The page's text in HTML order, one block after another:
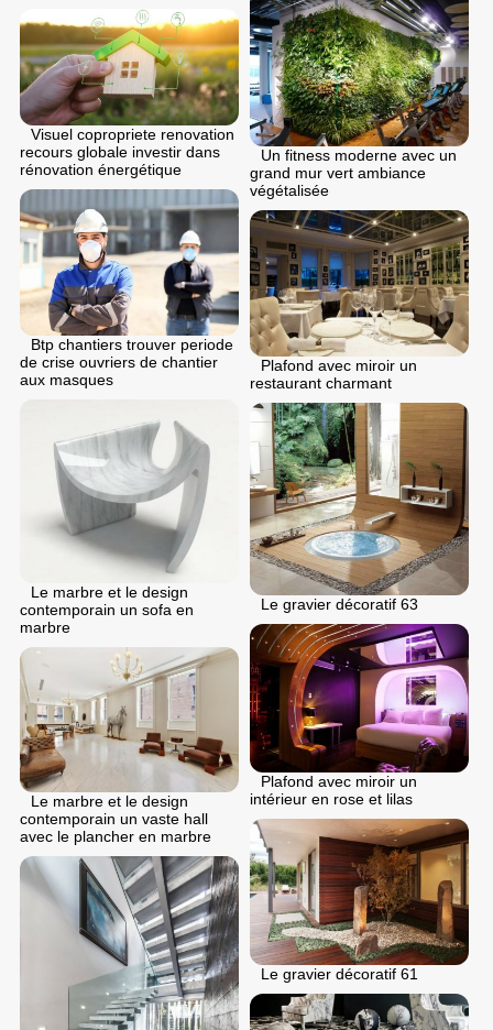
Un fitness moderne avec un
grand mur vert ambiance
végétalisée
Visuel copropriete renovation
recours globale investir dans
rénovation énergétique
Btp chantiers trouver periode
de crise ouvriers de chantier
aux masques
Plafond avec miroir un
restaurant charmant
Le marbre et le design
contemporain un sofa en
marbre
Le gravier décoratif 63
Plafond avec miroir un
intérieur en rose et lilas
Le marbre et le design
contemporain un vaste hall
avec le plancher en marbre
Le gravier décoratif 61